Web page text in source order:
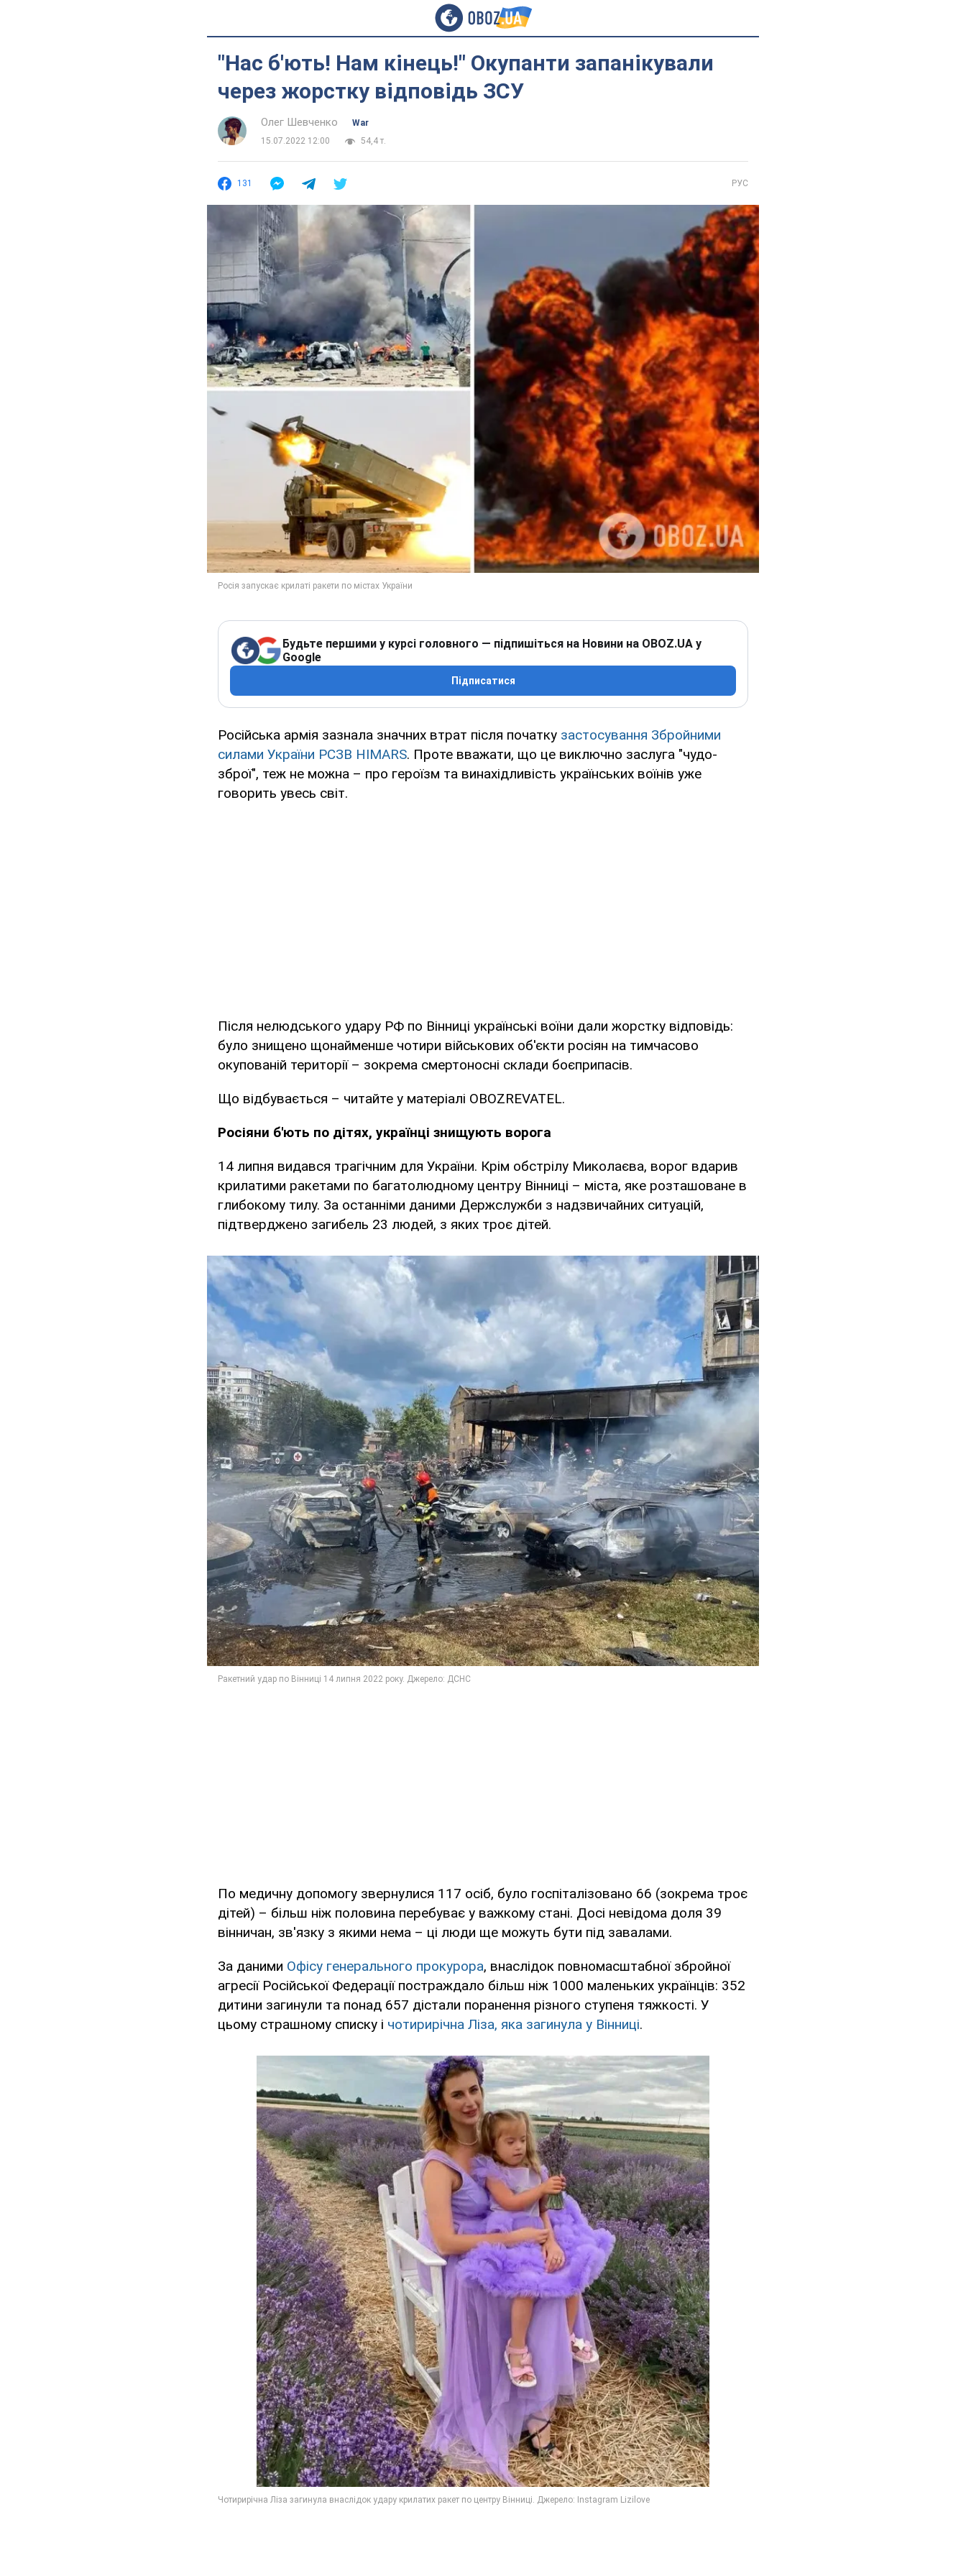
"Нас б'ють! Нам кінець!" Окупанти запанікували
через жорстку відповідь ЗСУ
Олег Шевченко
War
15.07.2022 12:00
54,4 т.
131 РУС
Будьте першими у курсі головного — підпишіться на Новини на OBOZ.UA у
Google
Підписатися
Російська армія зазнала значних втрат після початку застосування Збройними
силами України РСЗВ HIMARS. Проте вважати, що це виключно заслуга "чудо-
зброї", теж не можна – про героїзм та винахідливість українських воїнів уже
говорить увесь світ.
Після нелюдського удару РФ по Вінниці українські воїни дали жорстку відповідь:
було знищено щонайменше чотири військових об'єкти росіян на тимчасово
окупованій території – зокрема смертоносні склади боєприпасів.
Що відбувається – читайте у матеріалі OBOZREVATEL.
Росіяни б'ють по дітях, українці знищують ворога
14 липня видався трагічним для України. Крім обстрілу Миколаєва, ворог вдарив
крилатими ракетами по багатолюдному центру Вінниці – міста, яке розташоване в
глибокому тилу. За останніми даними Держслужби з надзвичайних ситуацій,
підтверджено загибель 23 людей, з яких троє дітей.
По медичну допомогу звернулися 117 осіб, було госпіталізовано 66 (зокрема троє
дітей) – більш ніж половина перебуває у важкому стані. Досі невідома доля 39
вінничан, зв'язку з якими нема – ці люди ще можуть бути під завалами.
За даними Офісу генерального прокурора, внаслідок повномасштабної збройної
агресії Російської Федерації постраждало більш ніж 1000 маленьких українців: 352
дитини загинули та понад 657 дістали поранення різного ступеня тяжкості. У
цьому страшному списку і чотирирічна Ліза, яка загинула у Вінниці.